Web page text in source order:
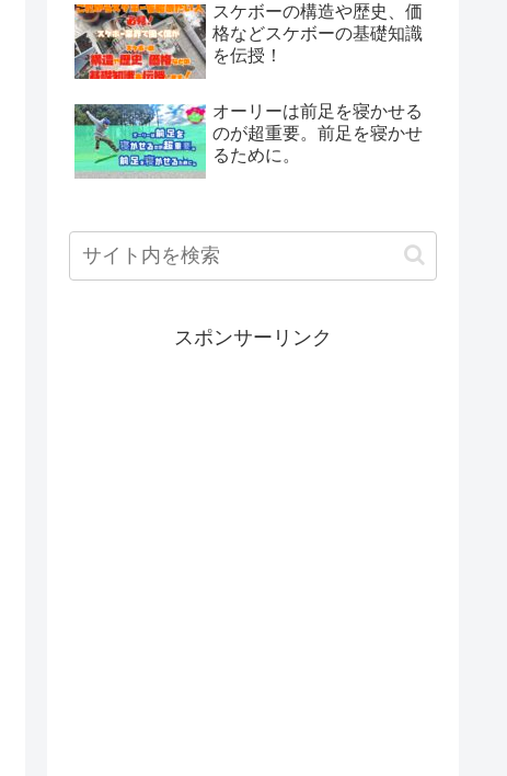
スケボーの構造や歴史、価
格などスケボーの基礎知識
を伝授！
オーリーは前足を寝かせる
のが超重要。前足を寝かせ
るために。
スポンサーリンク